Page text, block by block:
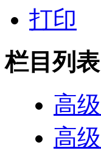
打印
栏目列表
高
高